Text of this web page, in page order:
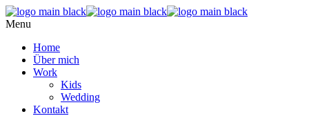
Menu
Home
Über mich
Work
Kids
Wedding
Kontakt